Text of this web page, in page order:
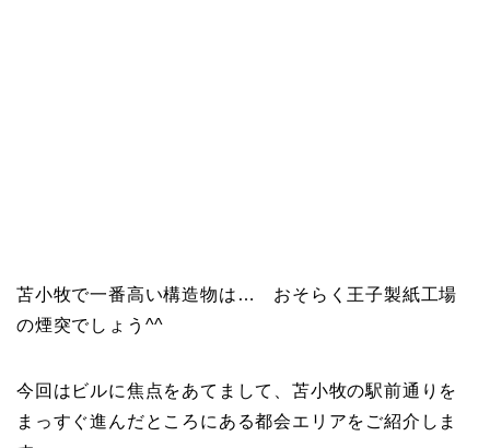
苫小牧で一番高い構造物は… おそらく王子製紙工場
の煙突でしょう^^
今回はビルに焦点をあてまして、苫小牧の駅前通りを
まっすぐ進んだところにある都会エリアをご紹介しま